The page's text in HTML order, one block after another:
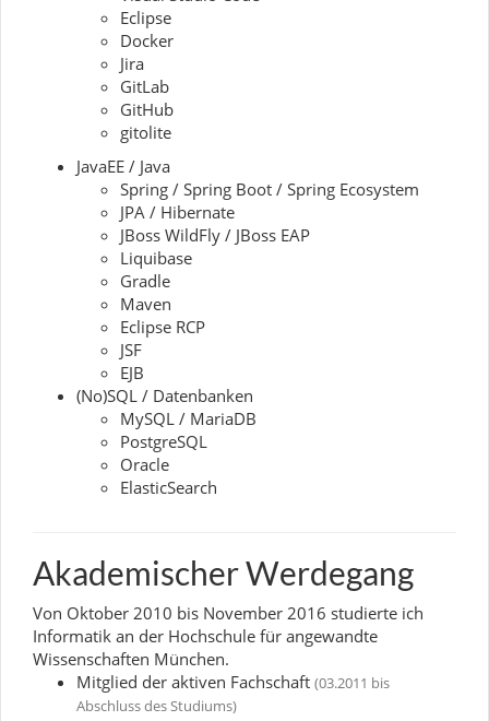
Eclipse
Docker
Jira
GitLab
GitHub
gitolite
JavaEE / Java
Spring / Spring Boot / Spring Ecosystem
JPA / Hibernate
JBoss WildFly / JBoss EAP
Liquibase
Gradle
Maven
Eclipse RCP
JSF
EJB
(No)SQL / Datenbanken
MySQL / MariaDB
PostgreSQL
Oracle
ElasticSearch
Akademischer Werdegang
Von Oktober 2010 bis November 2016 studierte ich
Informatik an der Hochschule für angewandte
Wissenschaften München.
Mitglied der aktiven Fachschaft (03.2011 bis
Abschluss des Studiums)